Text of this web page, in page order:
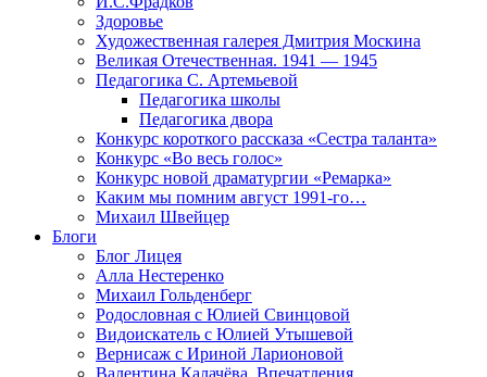
Здоровье
Художественная галерея Дмитрия Москина
Великая Отечественная. 1941 — 1945
Педагогика С. Артемьевой
Педагогика школы
Педагогика двора
Конкурс короткого рассказа «Сестра таланта»
Конкурс «Во весь голос»
Конкурс новой драматургии «Ремарка»
Каким мы помним август 1991-го…
Михаил Швейцер
Блоги
Блог Лицея
Алла Нестеренко
Михаил Гольденберг
Родословная с Юлией Свинцовой
Видоискатель с Юлией Утышевой
Вернисаж с Ириной Ларионовой